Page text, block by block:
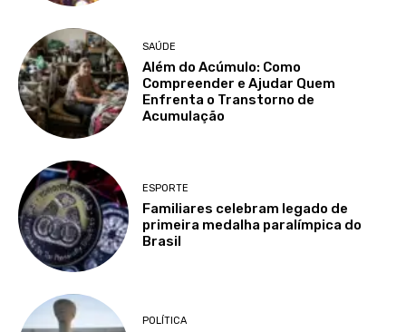
SAÚDE
Além do Acúmulo: Como
Compreender e Ajudar Quem
Enfrenta o Transtorno de
Acumulação
ESPORTE
Familiares celebram legado de
primeira medalha paralímpica do
Brasil
POLÍTICA